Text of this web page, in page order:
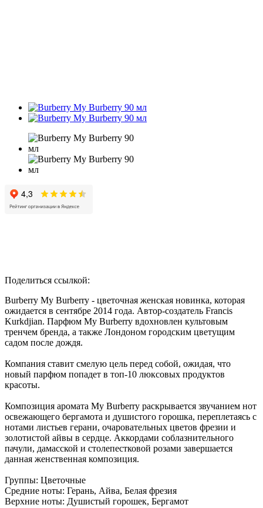
Поделиться ссылкой:
Burberry My Burberry - цветочная женская новинка, которая
ожидается в сентябре 2014 года. Автор-создатель Francis
Kurkdjian. Парфюм My Burberry вдохновлен культовым
тренчем бренда, а также Лондоном городским цветущим
садом после дождя.
Компания ставит смелую цель перед собой, ожидая, что
новый парфюм попадет в топ-10 люксовых продуктов
красоты.
Композиция аромата My Burberry раскрывается звучанием нот
освежающего бергамота и душистого горошка, переплетаясь с
нотами листьев герани, очаровательных цветов фрезии и
золотистой айвы в сердце. Аккордами соблазнительного
пачули, дамасской и столепестковой розами завершается
данная женственная композиция.
Группы: Цветочные
Средние ноты: Герань, Айва, Белая фрезия
Верхние ноты: Душистый горошек, Бергамот